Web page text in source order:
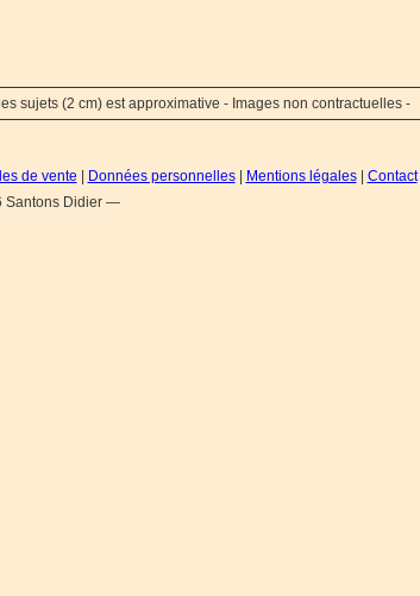
sujets (2 cm) est approximative - Images non contractuelles -
de vente Données personnelles| Mentions légales| Contact|
Didier —